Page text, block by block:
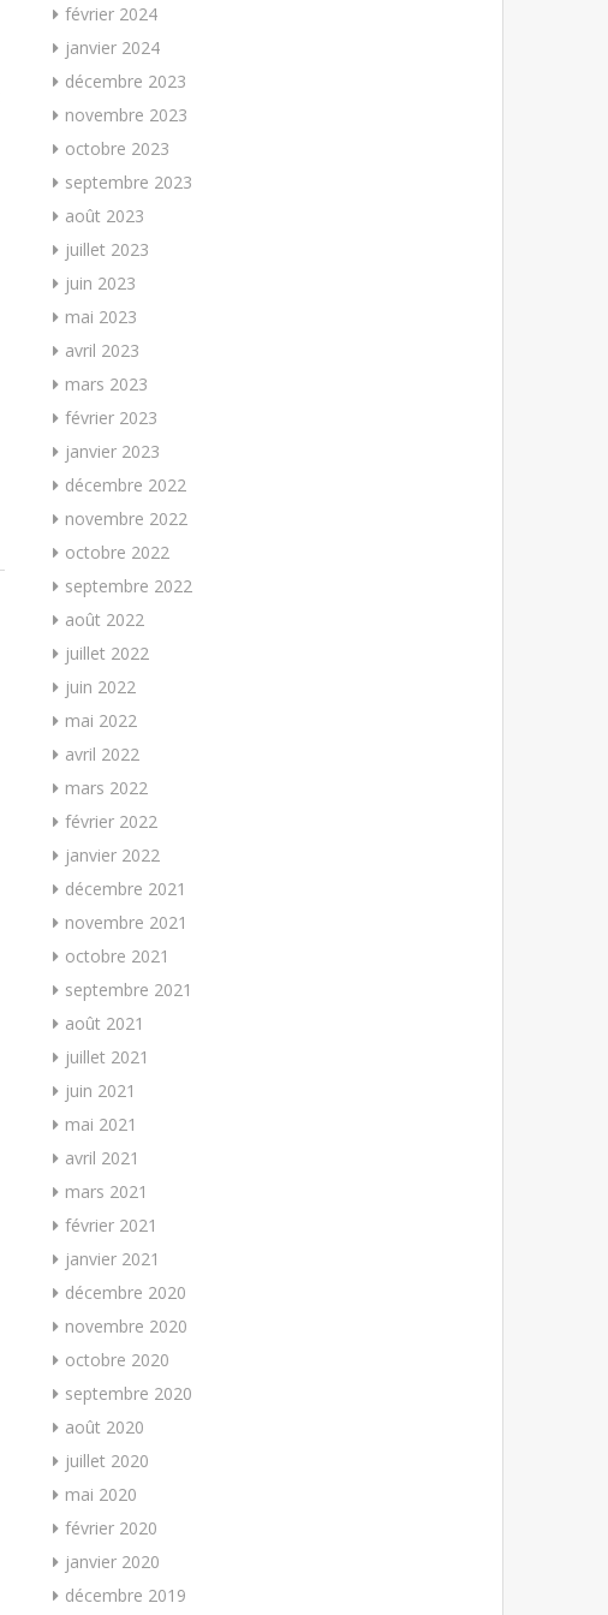
février 2024
janvier 2024
décembre 2023
novembre 2023
octobre 2023
septembre 2023
août 2023
juillet 2023
juin 2023
mai 2023
avril 2023
mars 2023
février 2023
janvier 2023
décembre 2022
novembre 2022
octobre 2022
septembre 2022
août 2022
juillet 2022
juin 2022
mai 2022
avril 2022
mars 2022
février 2022
janvier 2022
décembre 2021
novembre 2021
octobre 2021
septembre 2021
août 2021
juillet 2021
juin 2021
mai 2021
avril 2021
mars 2021
février 2021
janvier 2021
décembre 2020
novembre 2020
octobre 2020
septembre 2020
août 2020
juillet 2020
mai 2020
février 2020
janvier 2020
décembre 2019